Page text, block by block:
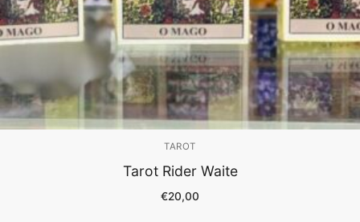
TAROT
Tarot Rider Waite
€20,00